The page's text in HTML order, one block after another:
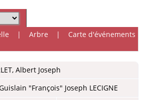
| Arbre | Carte d'événements
, Albert Joseph
"François" Joseph LECIGNE